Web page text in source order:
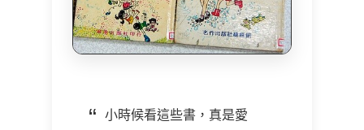
小時候看這些書，真是愛